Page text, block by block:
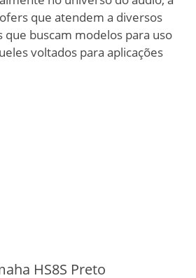
que atendem a diversos
que buscam modelos para uso
voltados para aplicações
HS8S Preto